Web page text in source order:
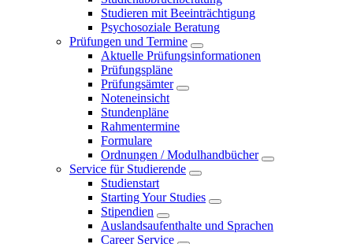
Studieren mit Beeinträchtigung
Psychosoziale Beratung
Prüfungen und Termine
Aktuelle Prüfungsinformationen
Prüfungspläne
Prüfungsämter
Noteneinsicht
Stundenpläne
Rahmentermine
Formulare
Ordnungen / Modulhandbücher
Service für Studierende
Studienstart
Starting Your Studies
Stipendien
Auslandsaufenthalte und Sprachen
Career Service